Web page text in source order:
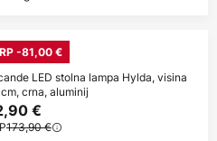
-81,00 €
LED stolna lampa Hylda, visina
crna, aluminij
€
173,90 €